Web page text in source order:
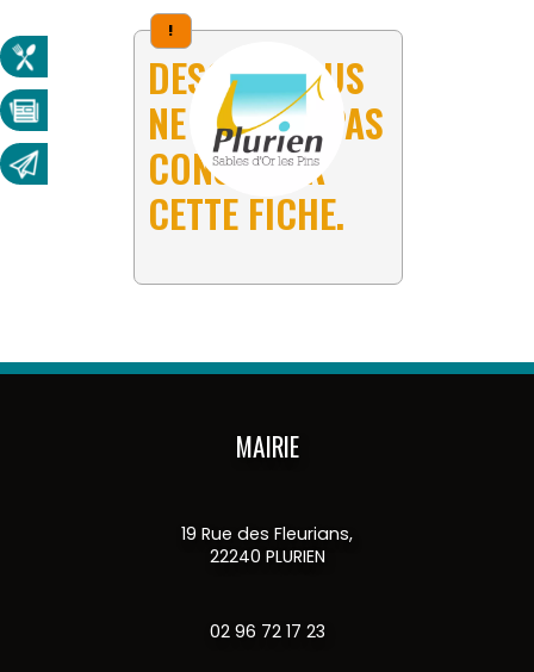
!
DESOLÉ, VOUS
NE POUVEZ PAS
CONSULTER
CETTE FICHE.
MAIRIE
19 Rue des Fleurians,
22240 PLURIEN
02 96 72 17 23